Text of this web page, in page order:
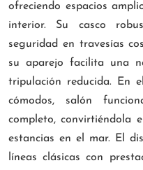
ofreciendo espacios
interior. Su casco
seguridad en travesías
su aparejo facilita una
tripulación reducida. En
cómodos, salón
completo, convirtiéndola
estancias en el mar. El
líneas clásicas con